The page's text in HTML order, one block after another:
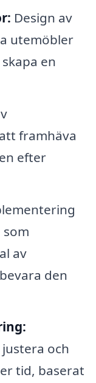
Design av
utemöbler
en
framhäva
efter
av
den
och
tid, baserat